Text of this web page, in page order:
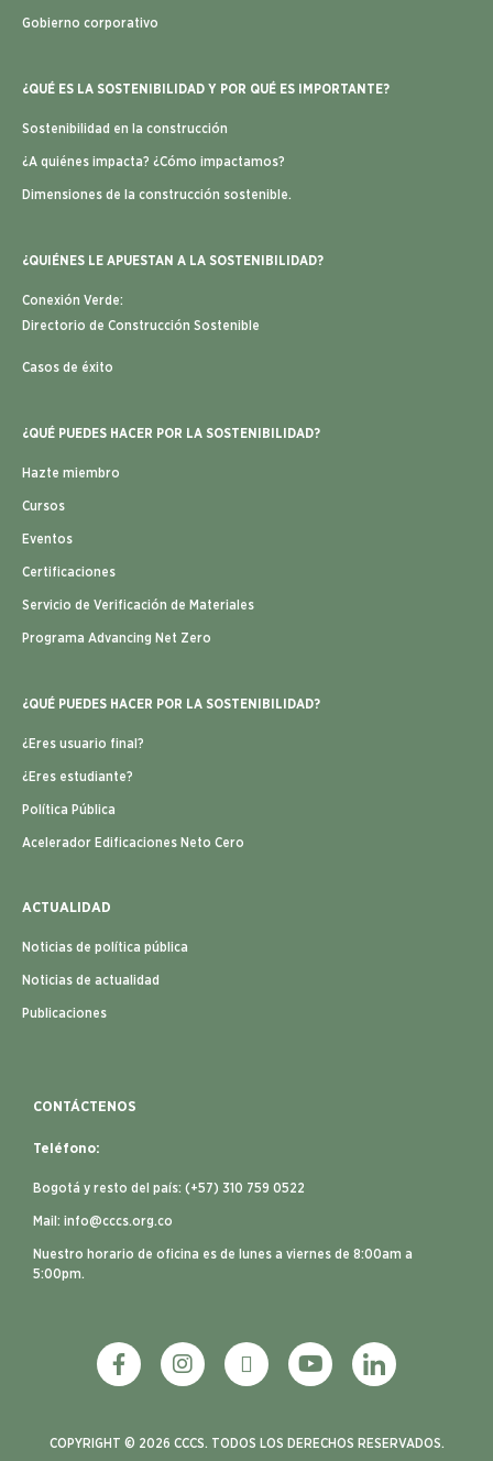
Gobierno corporativo
¿QUÉ ES LA SOSTENIBILIDAD Y POR QUÉ ES IMPORTANTE?
Sostenibilidad en la construcción
¿A quiénes impacta? ¿Cómo impactamos?
Dimensiones de la construcción sostenible.
¿QUIÉNES LE APUESTAN A LA SOSTENIBILIDAD?
Conexión Verde:
Directorio de Construcción Sostenible
Casos de éxito
¿QUÉ PUEDES HACER POR LA SOSTENIBILIDAD?
Hazte miembro
Cursos
Eventos
Certificaciones
Servicio de Verificación de Materiales
Programa Advancing Net Zero
¿QUÉ PUEDES HACER POR LA SOSTENIBILIDAD?
¿Eres usuario final?
¿Eres estudiante?
Política Pública
Acelerador Edificaciones Neto Cero
ACTUALIDAD
Noticias de política pública
Noticias de actualidad
Publicaciones
CONTÁCTENOS
Teléfono:
Bogotá y resto del país: (+57) 310 759 0522
Mail: info@cccs.org.co
Nuestro horario de oficina es de lunes a viernes de 8:00am a
5:00pm.
COPYRIGHT © 2026 CCCS. TODOS LOS DERECHOS RESERVADOS.